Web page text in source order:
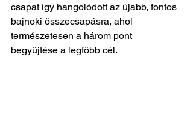
csapat így hangolódott az újabb, fontos
bajnoki összecsapásra, ahol
természetesen a három pont
begyűjtése a legfőbb cél.